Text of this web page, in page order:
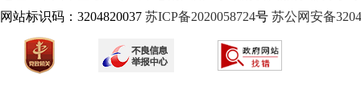
网站标识码：3204820037 苏ICP备2020058724号 苏公网安备